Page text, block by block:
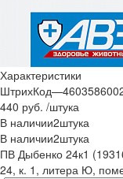
Характеристики
ШтрихКод—
440 руб. /штука
В наличии2штука
В наличии2штука
ПВ Дыбенко 24к1
24, к. 1, литера Ю,